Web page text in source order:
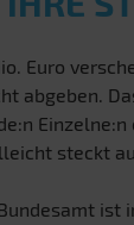
Euro
abgeben.
steckt
ist